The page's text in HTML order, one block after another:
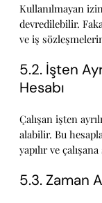
Kullanılmayan
devredilebilir.
ve iş
5.2. İşten
Hesabı
Çalışan işten
alabilir. Bu
yapılır ve
5.3. Zaman